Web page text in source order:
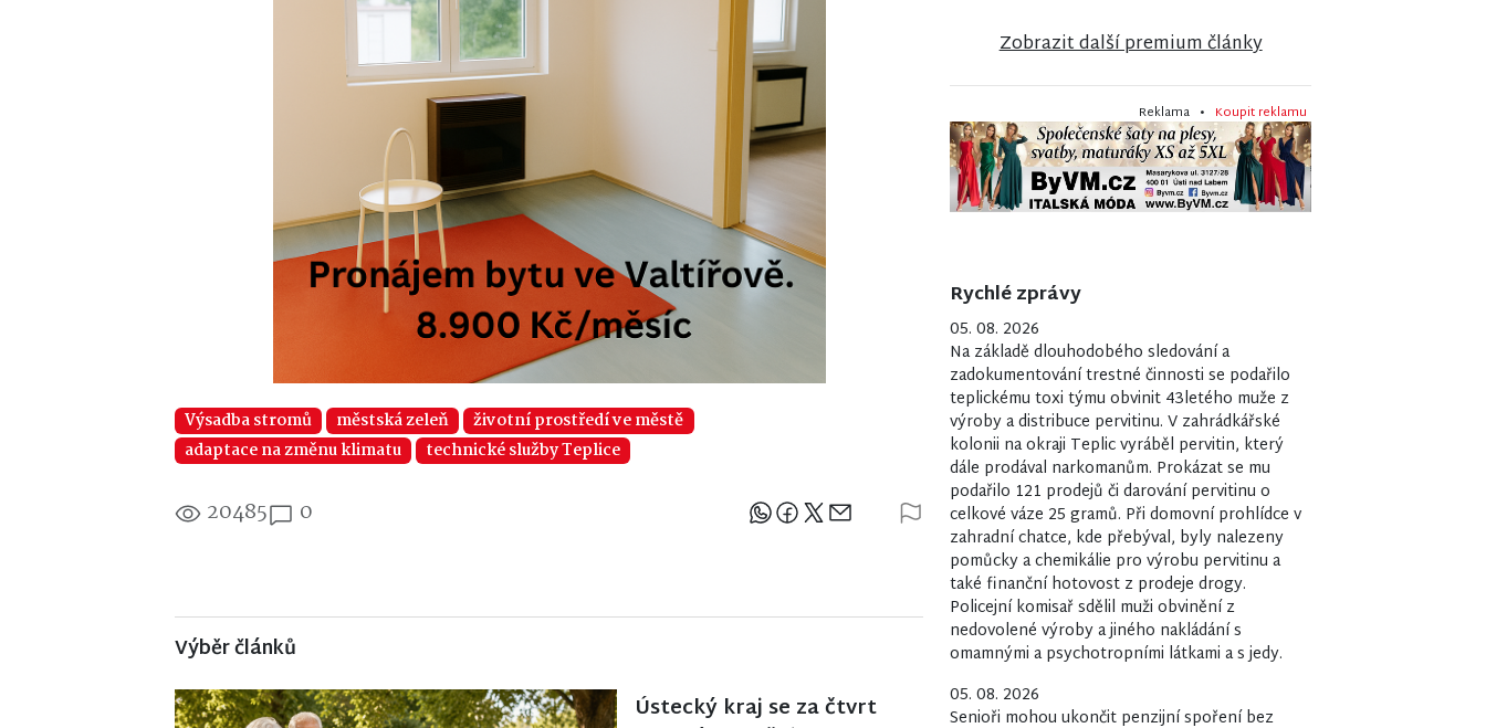
Výsadba stromů městská zeleň
životní prostředí ve městě
adaptace na změnu klimatu
technické služby Teplice
20485 0 Sdílejte článek
Výběr článků
Ústecký kraj se za čtvrt
Zobrazit další premium články
Reklama • Koupit reklamu
Rychlé zprávy
05. 08. 2026
Na základě dlouhodobého sledování a
zadokumentování trestné činnosti se podařilo
teplickému toxi týmu obvinit 43letého muže z
výroby a distribuce pervitinu. V zahrádkářské
kolonii na okraji Teplic vyráběl pervitin, který
dále prodával narkomanům. Prokázat se mu
podařilo 121 prodejů či darování pervitinu o
celkové váze 25 gramů. Při domovní prohlídce v
zahradní chatce, kde přebýval, byly nalezeny
pomůcky a chemikálie pro výrobu pervitinu a
také finanční hotovost z prodeje drogy.
Policejní komisař sdělil muži obvinění z
nedovolené výroby a jiného nakládání s
omamnými a psychotropními látkami a s jedy.
05. 08. 2026
Senioři mohou ukončit penzijní spoření bez